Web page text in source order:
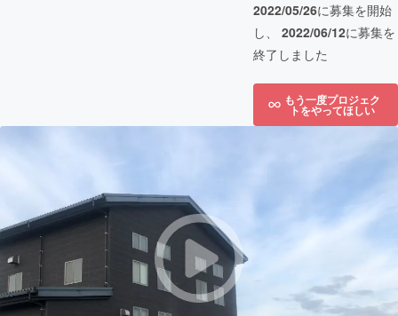
2022/05/26に募集を開始
し、 2022/06/12に募集を
終了しました
もう一度プロジェク
トをやってほしい